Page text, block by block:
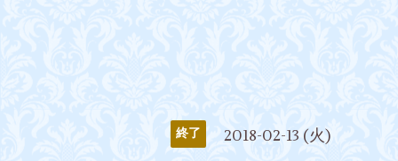
終了 2018-02-13 (火)